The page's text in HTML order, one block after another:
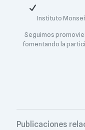
Instituto
Seguimos
fomentando la
Publicaciones